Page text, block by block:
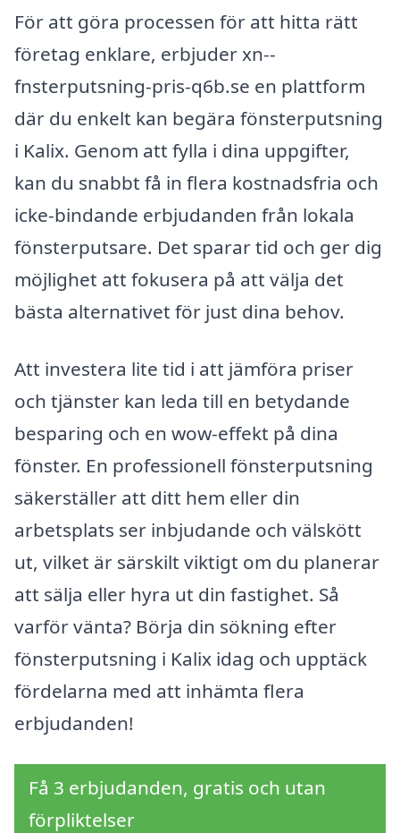
För att göra processen för att hitta rätt
företag enklare, erbjuder xn--
fnsterputsning-pris-q6b.se en plattform
där du enkelt kan begära fönsterputsning
i Kalix. Genom att fylla i dina uppgifter,
kan du snabbt få in flera kostnadsfria och
icke-bindande erbjudanden från lokala
fönsterputsare. Det sparar tid och ger dig
möjlighet att fokusera på att välja det
bästa alternativet för just dina behov.
Att investera lite tid i att jämföra priser
och tjänster kan leda till en betydande
besparing och en wow-effekt på dina
fönster. En professionell fönsterputsning
säkerställer att ditt hem eller din
arbetsplats ser inbjudande och välskött
ut, vilket är särskilt viktigt om du planerar
att sälja eller hyra ut din fastighet. Så
varför vänta? Börja din sökning efter
fönsterputsning i Kalix idag och upptäck
fördelarna med att inhämta flera
erbjudanden!
Få 3 erbjudanden, gratis och utan
förpliktelser